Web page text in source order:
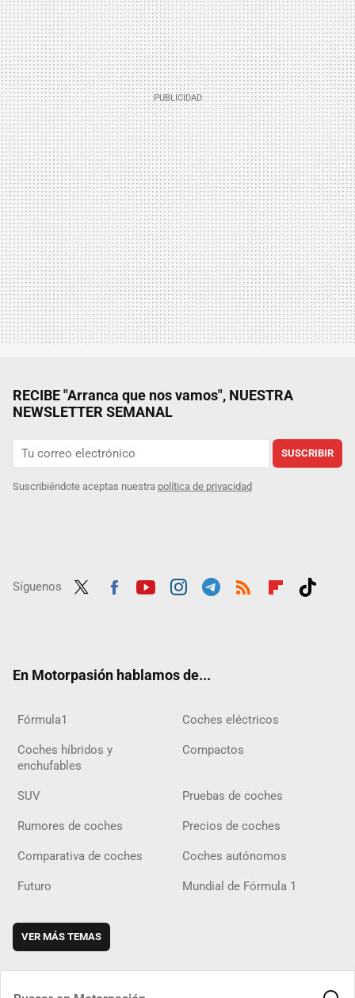
RECIBE "Arranca que nos vamos", NUESTRA
NEWSLETTER SEMANAL
SUSCRIBIR
Suscribiéndote aceptas nuestra política de privacidad
Síguenos
En Motorpasión hablamos de...
Fórmula1 Coches eléctricos
Coches híbridos y
enchufables
Compactos
SUV Pruebas de coches
Rumores de coches Precios de coches
Comparativa de coches Coches autónomos
Futuro Mundial de Fórmula 1
VER MÁS TEMAS